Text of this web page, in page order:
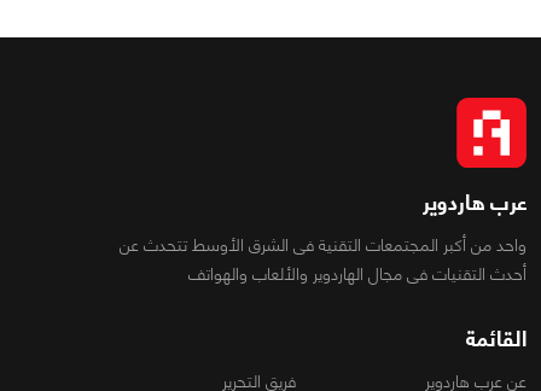
عرب هاردوير
واحد من أكبر المجتمعات التقنية فى الشرق الأوسط تتحدث عن
أحدث التقنيات فى مجال الهاردوير والألعاب والهواتف
القائمة
عن عرب هاردوير فريق التحرير